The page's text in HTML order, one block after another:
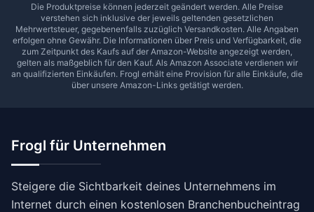
Die Produktpreise können jederzeit geändert werden. Alle Preise
verstehen sich inklusive der jeweils geltenden gesetzlichen
Mehrwertsteuer, gegebenenfalls zuzüglich Versandkosten. Alle Angaben
erfolgen ohne Gewähr. Die Informationen über Preis und Verfügbarkeit, die
zum Zeitpunkt des Kaufs auf der Amazon-Website angezeigt werden,
gelten als maßgeblich für den Kauf. Als Amazon Associate verdienen wir
an qualifizierten Einkäufen. Frogl erhält eine Provision für alle Einkäufe, die
über unsere Amazon-Links getätigt werden.
Frogl für Unternehmen
Steigere die Sichtbarkeit deines Unternehmens im
Internet durch einen kostenlosen Branchenbucheintrag